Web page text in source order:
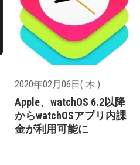
2020年02月06日( 木 )
Apple、watchOS 6.2以降
からwatchOSアプリ内課
金が利用可能に